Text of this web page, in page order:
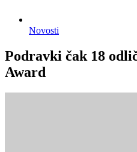
Novosti
Podravki čak 18
Award